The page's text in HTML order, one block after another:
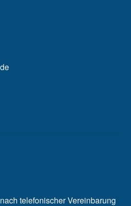
telefonischer Vereinbarung